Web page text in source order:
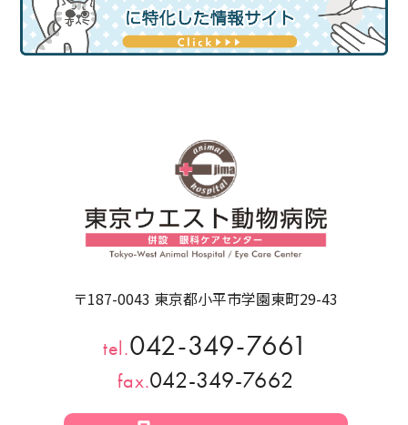
〒187-0043 東京都小平市学園東町29-43
tel.042-349-7661
fax.042-349-7662